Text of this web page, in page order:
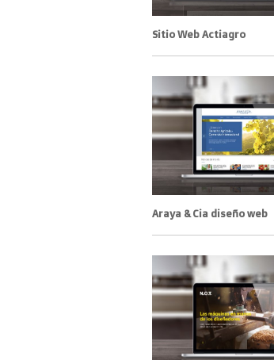
Sitio Web Actiagro
Araya & Cia diseño web